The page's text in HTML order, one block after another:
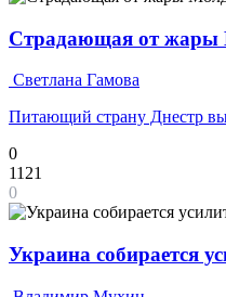
Страдающая от жары
Светлана Гамова
Питающий страну Днестр
0
1121
0
Украина собирается